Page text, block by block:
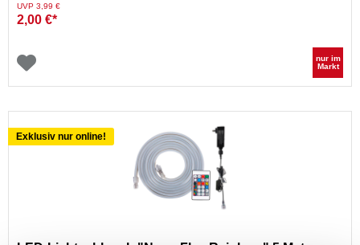
Preis reduziert von
UVP 3,99 €auf
2,00 €*
nur im
Markt
Exklusiv nur online!